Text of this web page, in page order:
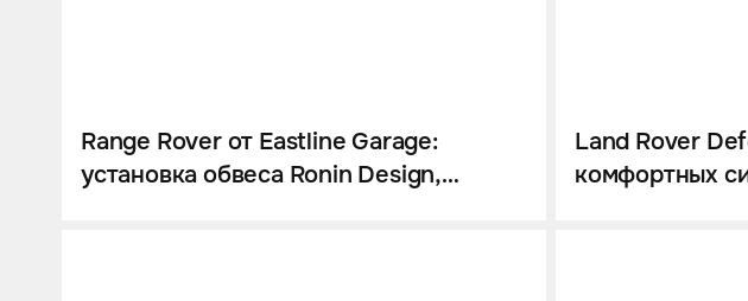
Range Rover от Eastline Garage:
установка обвеса Ronin Design,
Land Rover
комфортных